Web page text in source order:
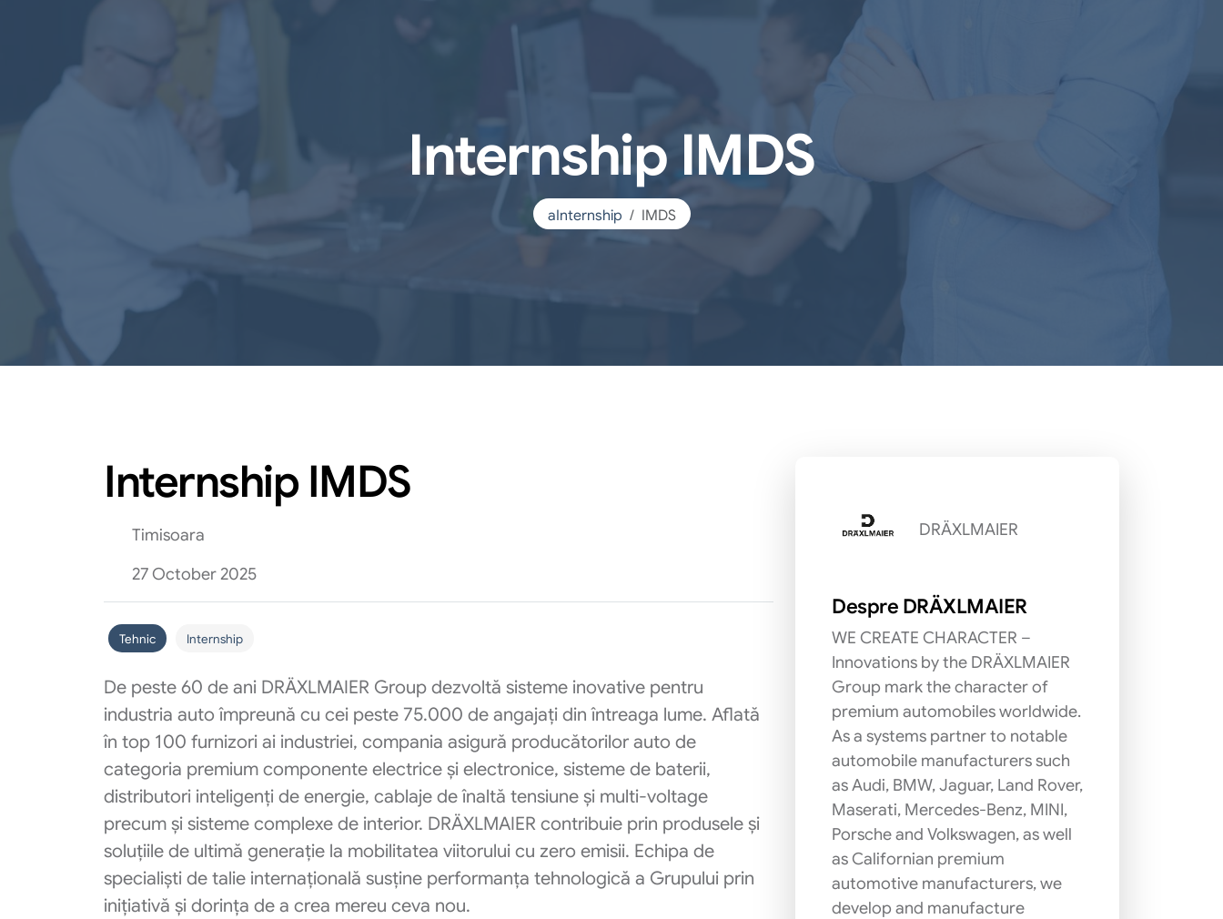
Internship IMDS
aInternship IMDS
Internship IMDS
Timisoara
27 October 2025
Tehnic Internship
De peste 60 de ani DRÄXLMAIER Group dezvoltă sisteme inovative pentru
industria auto împreună cu cei peste 75.000 de angajați din întreaga lume. Aflată
în top 100 furnizori ai industriei, compania asigură producătorilor auto de
categoria premium componente electrice și electronice, sisteme de baterii,
distributori inteligenți de energie, cablaje de înaltă tensiune și multi-voltage
precum și sisteme complexe de interior. DRÄXLMAIER contribuie prin produsele și
soluțiile de ultimă generație la mobilitatea viitorului cu zero emisii. Echipa de
specialiști de talie internațională susține performanța tehnologică a Grupului prin
inițiativă și dorința de a crea mereu ceva nou.
DRÄXLMAIER
Despre DRÄXLMAIER
WE CREATE CHARACTER –
Innovations by the DRÄXLMAIER
Group mark the character of
premium automobiles worldwide.
As a systems partner to notable
automobile manufacturers such
as Audi, BMW, Jaguar, Land Rover,
Maserati, Mercedes-Benz, MINI,
Porsche and Volkswagen, as well
as Californian premium
automotive manufacturers, we
develop and manufacture